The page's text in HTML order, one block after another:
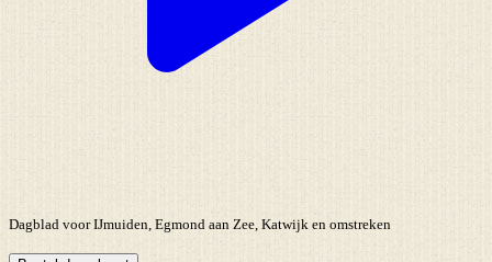
Dagblad voor IJmuiden, Egmond aan Zee, Katwijk en omstreken